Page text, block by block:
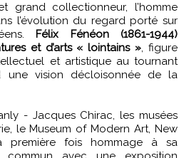
l’évolution du regard porté sur
Félix Fénéon (1861-1944)
et d’arts « lointains », figure
et artistique au tournant
une vision décloisonnée de la
- Jacques Chirac, les musées
le Museum of Modern Art, New
première fois hommage à sa